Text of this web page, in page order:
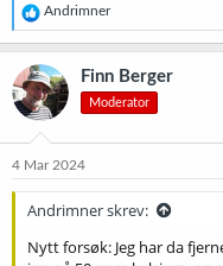
R
e
a
k
s
j
o
e
Andrimner
Finn Berger
Moderator
4 Mar 2024
Andrimner skrev:
Nytt forsøk: Jeg har da